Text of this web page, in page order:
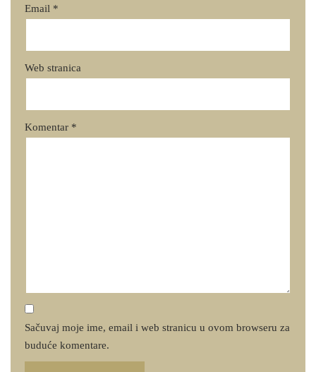
Email *
Web stranica
Komentar *
Sačuvaj moje ime, email i web stranicu u ovom browseru za
buduće komentare.